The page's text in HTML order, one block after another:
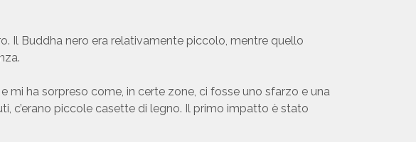
Il Buddha nero era relativamente piccolo, mentre quello
ha sorpreso come, in certe zone, ci fosse uno sfarzo e una
c’erano piccole casette di legno. Il primo impatto è stato